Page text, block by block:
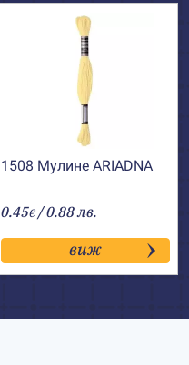
1508 Мулине АRIADNA
0.45€ / 0.88 лв.
виж